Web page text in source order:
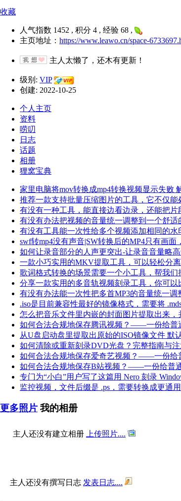
收藏
人气指数 1452 , 积分 4 , 经验 68 ,
主页地址： https://www.leawo.cn/space-
主人太懒了，还木有更新！
级别: VIP
创建: 2022-10-25
个人主页
资料
唠叨
日志
话题
相册
狸窝宝典
家里电脑将mov转换成mp4转换视频显示失败
推荐一款支持批量压缩图片的工具，它不仅
有没有一种工具，能直接边看边录，还能把片
有没有办法把视频的音量统一调整到一个舒
有没有工具能一次性给多个视频添加相同的
swf转mp4没有声音|SW转换后的MP4只有画
如何让录音部分的人声更突出-让录音音量略
一款小巧实用的MKV提取工具，可以轻松分
歌词格式转换的场景需要一个小工具，帮我们
分享一款实用的多音轨视频刻录工具，你可
有没有办法能一次性把多首MP3的音量统一调
.iso是目前兼容性最好的镜像格式，需要将
怎么把音乐文件里内嵌的封面图片提取出来
如何合法合规地保存腾讯视频？——一份给普
从U盘启动盘里提取出原始的ISO镜像文件 默
如何清除或重新刻录DVD光盘？完整指南与
如何合法合规地保存爱奇艺视频？——一份给
如何合法合规地保存B站视频？——一份给普
专门为“小白”用户写了这篇用 Nero 刻录
监控视频，文件后缀是 .ps，需要转换成更通
更多照片 我的相册
主人还没有建立相册 上传照片....
主人还没有撰写日志 发表日志....